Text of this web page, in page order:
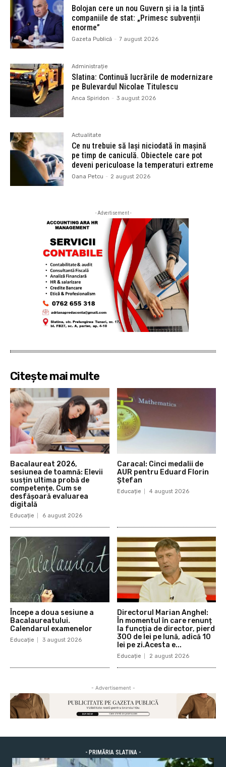
Bolojan cere un nou Guvern și ia la țintă
companiile de stat: „Primesc subvenții
enorme”
Gazeta Publică - 7 august 2026
Administrație
Slatina: Continuă lucrările de modernizare
pe Bulevardul Nicolae Titulescu
Anca Spiridon - 3 august 2026
Actualitate
Ce nu trebuie să lași niciodată în mașină
pe timp de caniculă. Obiectele care pot
deveni periculoase la temperaturi extreme
Oana Petcu - 2 august 2026
- Advertisement -
Citește mai multe
Bacalaureat 2026,
sesiunea de toamnă: Elevii
susțin ultima probă de
competențe. Cum se
desfășoară evaluarea
digitală
Educație 6 august 2026
Caracal: Cinci medalii de
AUR pentru Eduard Florin
Ștefan
Educație 4 august 2026
Începe a doua sesiune a
Bacalaureatului.
Calendarul examenelor
Educație 3 august 2026
Directorul Marian Anghel:
În momentul în care renunț
la funcția de director, pierd
300 de lei pe lună, adică 10
lei pe zi.Acesta e...
Educație 2 august 2026
- Advertisement -
- PRIMĂRIA SLATINA -